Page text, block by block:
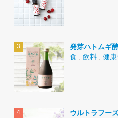
発芽ハトムギ
食 , 飲料 , 健
ウルトラフー